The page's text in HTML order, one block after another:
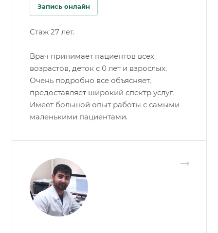
Запись онлайн
Стаж 27 лет.
Врач принимает пациентов всех
возрастов, деток с 0 лет и взрослых.
Очень подробно все объясняет,
предоставляет широкий спектр услуг.
Имеет большой опыт работы с самыми
маленькими пациентами.